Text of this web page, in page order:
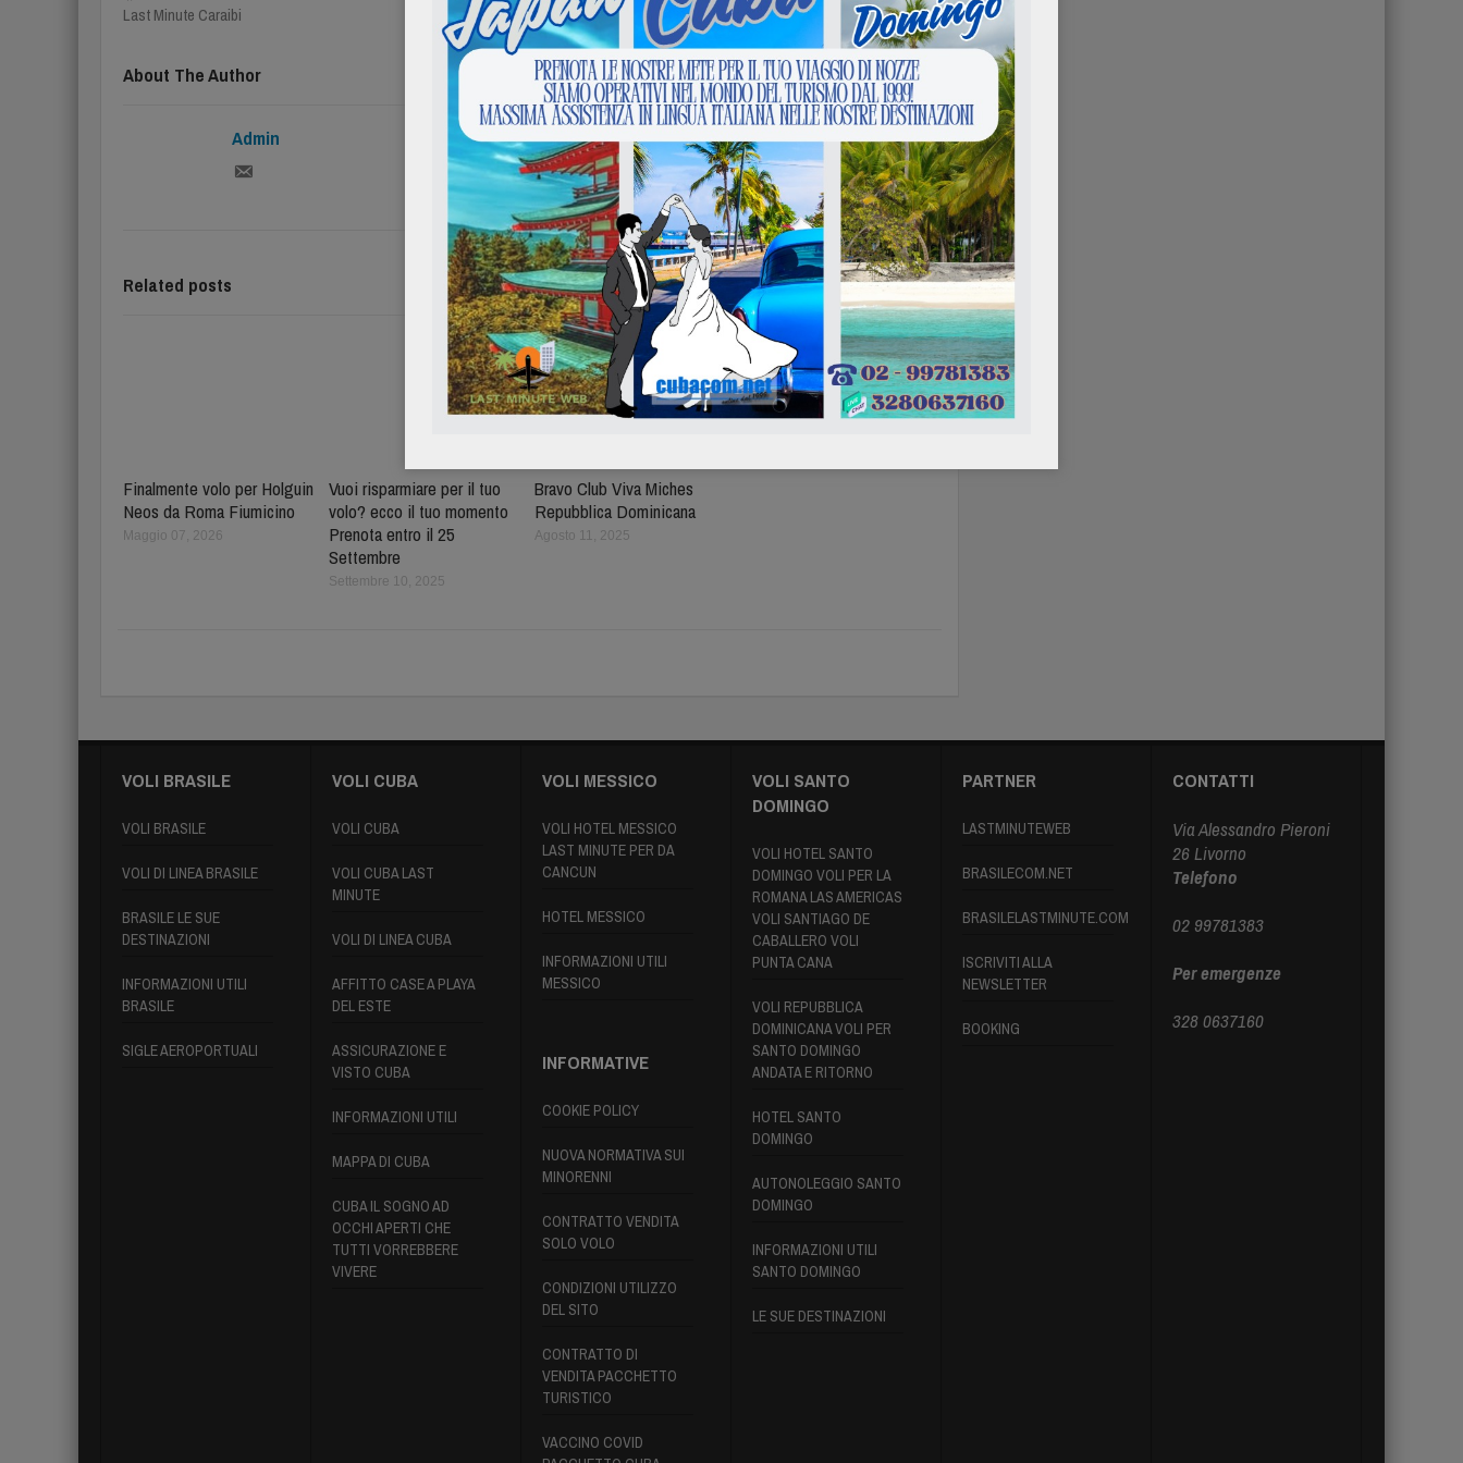
Last Minute Caraibi
Voli per Cuba con Meridiana Fly
About The Author
Admin
Related posts
Finalmente volo per Holguin
Neos da Roma Fiumicino
Maggio 07, 2026
Vuoi risparmiare per il tuo
volo? ecco il tuo momento
Prenota entro il 25
Settembre
Settembre 10, 2025
Bravo Club Viva Miches
Repubblica Dominicana
Agosto 11, 2025
VOLI BRASILE
VOLI BRASILE
VOLI DI LINEA BRASILE
BRASILE LE SUE
DESTINAZIONI
INFORMAZIONI UTILI
BRASILE
SIGLE AEROPORTUALI
VOLI CUBA
VOLI CUBA
VOLI CUBA LAST
MINUTE
VOLI DI LINEA CUBA
AFFITTO CASE A PLAYA
DEL ESTE
ASSICURAZIONE E
VISTO CUBA
INFORMAZIONI UTILI
MAPPA DI CUBA
CUBA IL SOGNO AD
OCCHI APERTI CHE
TUTTI VORREBBERE
VIVERE
VOLI MESSICO
VOLI HOTEL MESSICO
LAST MINUTE PER DA
CANCUN
HOTEL MESSICO
INFORMAZIONI UTILI
MESSICO
INFORMATIVE
COOKIE POLICY
NUOVA NORMATIVA SUI
MINORENNI
CONTRATTO VENDITA
SOLO VOLO
CONDIZIONI UTILIZZO
DEL SITO
CONTRATTO DI
VENDITA PACCHETTO
TURISTICO
VACCINO COVID
VOLI SANTO
DOMINGO
VOLI HOTEL SANTO
DOMINGO VOLI PER LA
ROMANA LAS AMERICAS
VOLI SANTIAGO DE
CABALLERO VOLI
PUNTA CANA
VOLI REPUBBLICA
DOMINICANA VOLI PER
SANTO DOMINGO
ANDATA E RITORNO
HOTEL SANTO
DOMINGO
AUTONOLEGGIO SANTO
DOMINGO
INFORMAZIONI UTILI
SANTO DOMINGO
LE SUE DESTINAZIONI
PARTNER
LASTMINUTEWEB
BRASILECOM.NET
BRASILELASTMINUTE.COM
ISCRIVITI ALLA
NEWSLETTER
BOOKING
CONTATTI
Via Alessandro Pieroni
26 Livorno
Telefono
02 99781383
Per emergenze
328 0637160